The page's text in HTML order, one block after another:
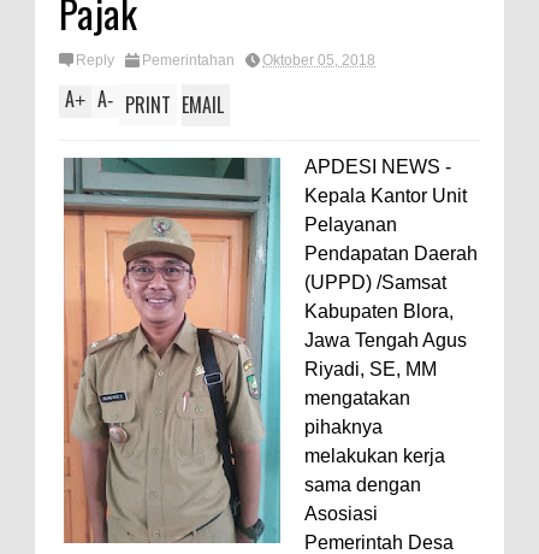
Pajak
Reply Pemerintahan Oktober 05, 2018
A+ A- PRINT EMAIL
APDESI NEWS -
Kepala Kantor Unit
Pelayanan
Pendapatan Daerah
(UPPD) /Samsat
Kabupaten Blora,
Jawa Tengah Agus
Riyadi, SE, MM
mengatakan
pihaknya
melakukan kerja
sama dengan
Asosiasi
Pemerintah Desa